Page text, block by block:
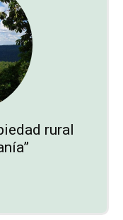
rural